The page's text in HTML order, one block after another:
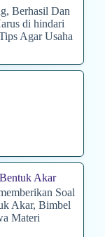
Berhasil Dan
di hindari
Agar Usaha
Akar
Soal
Akar, Bimbel
Materi